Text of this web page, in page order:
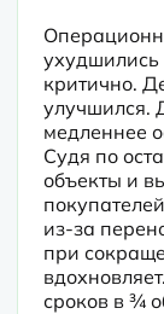
ухудшились
критично.
улучшился.
медленнее
Судя по
объекты и
из-за
при
сроков в ¾